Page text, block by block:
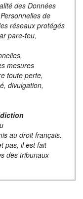
des Données
de
réseaux protégés
pare-feu,
mesures
toute perte,
divulgation,
au droit français.
pas, il est fait
des tribunaux